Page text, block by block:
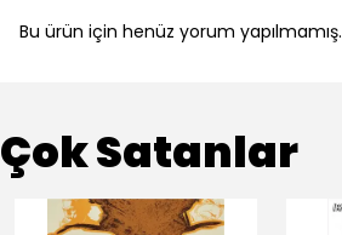
Bu ürün için henüz yorum yapılmamış.
Çok Satanlar